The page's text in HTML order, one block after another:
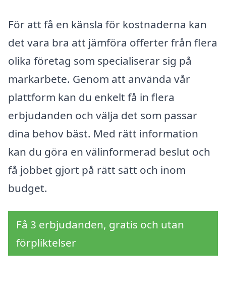
För att få en känsla för kostnaderna kan
det vara bra att jämföra offerter från flera
olika företag som specialiserar sig på
markarbete. Genom att använda vår
plattform kan du enkelt få in flera
erbjudanden och välja det som passar
dina behov bäst. Med rätt information
kan du göra en välinformerad beslut och
få jobbet gjort på rätt sätt och inom
budget.
Få 3 erbjudanden, gratis och utan
förpliktelser